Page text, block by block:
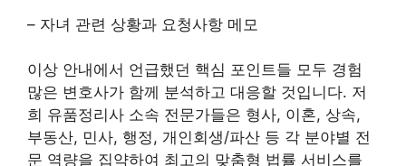
– 자녀 관련 상황과 요청사항 메모
이상 안내에서 언급했던 핵심 포인트들 모두 경험
많은 변호사가 함께 분석하고 대응할 것입니다. 저
희 유품정리사 소속 전문가들은 형사, 이혼, 상속,
부동산, 민사, 행정, 개인회생/파산 등 각 분야별 전
문 역량을 집약하여 최고의 맞춤형 법률 서비스를